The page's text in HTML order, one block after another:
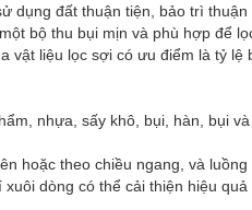
dụng đất thuận tiện, bảo trì
bộ thu bụi mịn và phù hợp để
vật liệu lọc sợi có ưu điểm là tỷ lệ
nhựa, sấy khô, bụi, hàn, bụi
hoặc theo chiều ngang, và
dòng có thể cải thiện hiệu quả